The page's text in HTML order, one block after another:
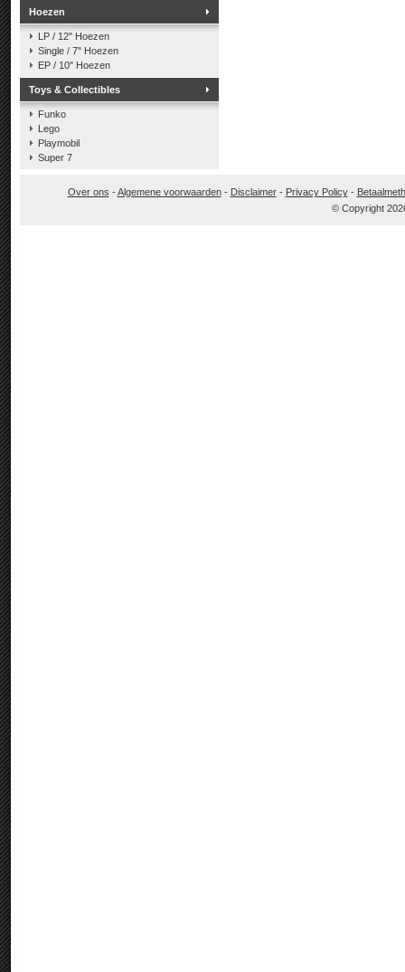
Hoezen
LP / 12" Hoezen
Single / 7" Hoezen
EP / 10" Hoezen
Toys & Collectibles
Funko
Lego
Playmobil
Super 7
Over ons -Algemene voorwaarden- Disclaimer- Privacy Policy-
© Copyright